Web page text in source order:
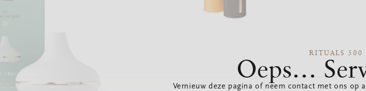
RITUALS 500
Oeps…
Vernieuw deze pagina of neem contact met ons op